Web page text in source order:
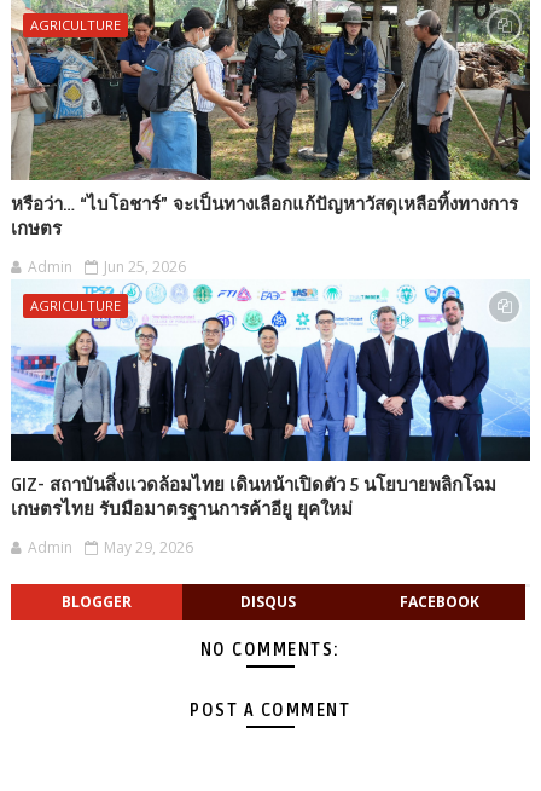
AGRICULTURE
หรือว่า… “ไบโอชาร์” จะเป็นทางเลือกแก้ปัญหาวัสดุเหลือทิ้งทางการ
เกษตร
Admin Jun 25, 2026
AGRICULTURE
GIZ- สถาบันสิ่งแวดล้อมไทย เดินหน้าเปิดตัว 5 นโยบายพลิกโฉม
เกษตรไทย รับมือมาตรฐานการค้าอียู ยุคใหม่
Admin May 29, 2026
BLOGGER DISQUS FACEBOOK
NO COMMENTS:
POST A COMMENT